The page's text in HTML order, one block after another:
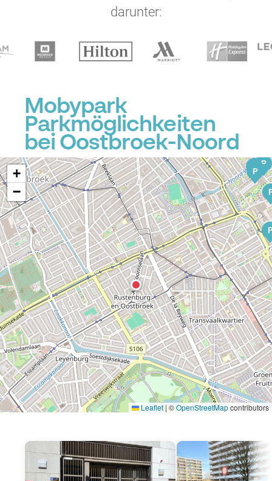
darunter:
Mobypark
Parkmöglichkeiten
bei Oostbroek-Noord
P
P P
P
P
P
+
−
Leaflet | ©OpenStreetMapcontributors